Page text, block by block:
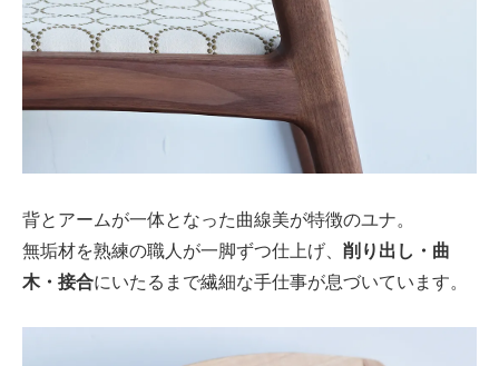
背とアームが一体となった曲線美が特徴のユナ。
無垢材を熟練の職人が一脚ずつ仕上げ、 削り出し・曲
木・接合にいたるまで繊細な手仕事が息づいています。